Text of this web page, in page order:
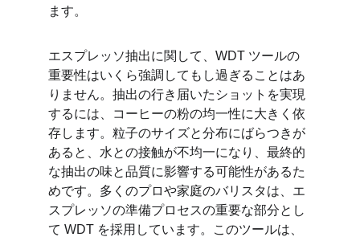
ます。
エスプレッソ抽出に関して、WDT ツールの
重要性はいくら強調してもし過ぎることはあ
りません。抽出の行き届いたショットを実現
するには、コーヒーの粉の均一性に大きく依
存します。粒子のサイズと分布にばらつきが
あると、水との接触が不均一になり、最終的
な抽出の味と品質に影響する可能性があるた
めです。多くのプロや家庭のバリスタは、エ
スプレッソの準備プロセスの重要な部分とし
て WDT を採用しています。このツールは、